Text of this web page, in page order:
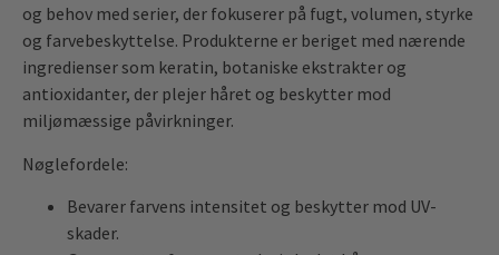
og behov med serier, der fokuserer på fugt, volumen, styrke
og farvebeskyttelse. Produkterne er beriget med nærende
ingredienser som keratin, botaniske ekstrakter og
antioxidanter, der plejer håret og beskytter mod
miljømæssige påvirkninger.
Nøglefordele:
Bevarer farvens intensitet og beskytter mod UV-
skader.